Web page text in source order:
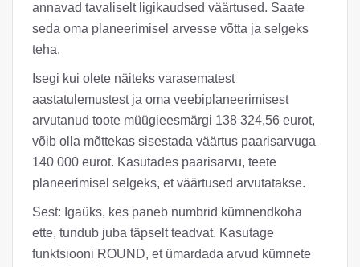
annavad tavaliselt ligikaudsed väärtused. Saate
seda oma planeerimisel arvesse võtta ja selgeks
teha.
Isegi kui olete näiteks varasematest
aastatulemustest ja oma veebiplaneerimisest
arvutanud toote müügieesmärgi 138 324,56 eurot,
võib olla mõttekas sisestada väärtus paarisarvuga
140 000 eurot. Kasutades paarisarvu, teete
planeerimisel selgeks, et väärtused arvutatakse.
Sest: Igaüks, kes paneb numbrid kümnendkoha
ette, tundub juba täpselt teadvat. Kasutage
funktsiooni ROUND, et ümardada arvud kümnete